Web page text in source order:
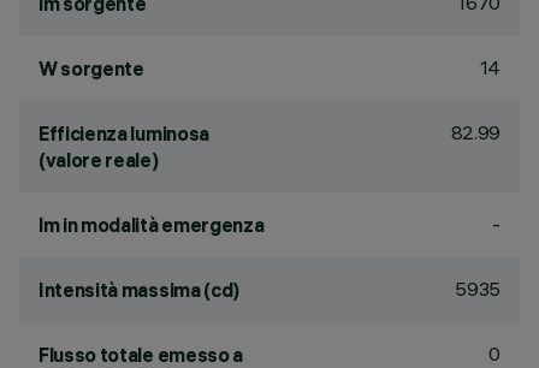
W sorgente 14
Efficienza luminosa
(valore reale)
82.99
lm in modalità emergenza -
Intensità massima (cd) 5935
Flusso totale emesso a
0